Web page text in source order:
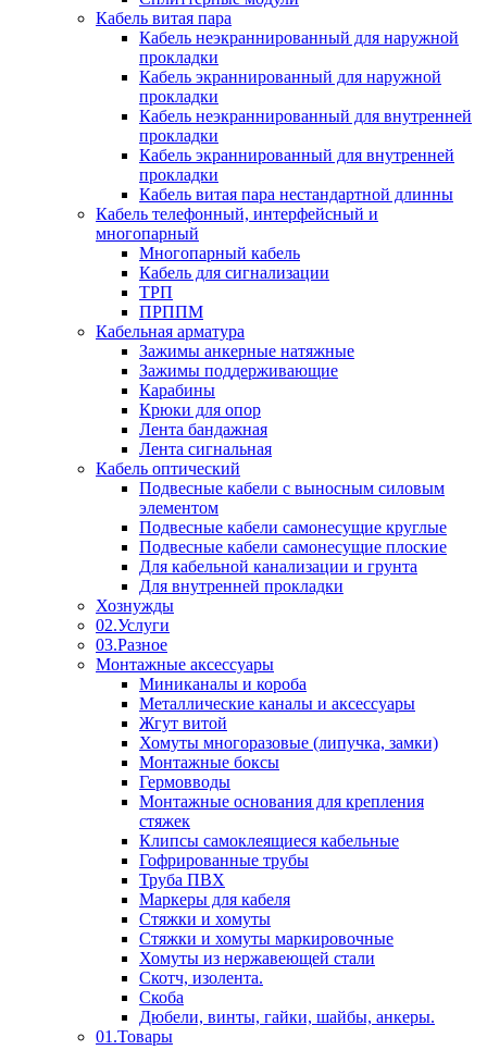
Кабель витая пара
Кабель неэкраннированный для наружной
прокладки
Кабель экраннированный для наружной
прокладки
Кабель неэкраннированный для внутренней
прокладки
Кабель экраннированный для внутренней
прокладки
Кабель витая пара нестандартной длинны
Кабель телефонный, интерфейсный и
многопарный
Многопарный кабель
Кабель для сигнализации
ТРП
ПРППМ
Кабельная арматура
Зажимы анкерные натяжные
Зажимы поддерживающие
Карабины
Крюки для опор
Лента бандажная
Лента сигнальная
Кабель оптический
Подвесные кабели с выносным силовым
элементом
Подвесные кабели самонесущие круглые
Подвесные кабели самонесущие плоские
Для кабельной канализации и грунта
Для внутренней прокладки
Хознужды
02.Услуги
03.Разное
Монтажные аксессуары
Миниканалы и короба
Металлические каналы и аксессуары
Жгут витой
Хомуты многоразовые (липучка, замки)
Монтажные боксы
Гермовводы
Монтажные основания для крепления
стяжек
Клипсы самоклеящиеся кабельные
Гофрированные трубы
Труба ПВХ
Маркеры для кабеля
Стяжки и хомуты
Стяжки и хомуты маркировочные
Хомуты из нержавеющей стали
Скотч, изолента.
Скоба
Дюбели, винты, гайки, шайбы, анкеры.
01.Товары